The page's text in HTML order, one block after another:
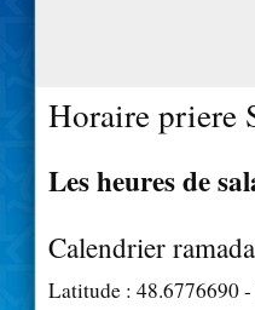
Horaire priere
Les heures de
Calendrier
Latitude : 48.6776690